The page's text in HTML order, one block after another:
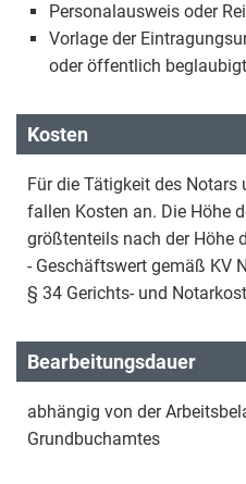
Personalausweis oder
Vorlage der
oder öffentlich
Kosten
Für die Tätigkeit des Notars
fallen Kosten an. Die Höhe
größtenteils nach der Höhe
- Geschäftswert gemäß KV
§ 34 Gerichts- und
Bearbeitungsdauer
abhängig von der
Grundbuchamtes